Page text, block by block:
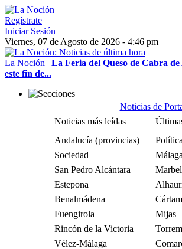
Regístrate
Iniciar Sesión
Viernes, 07 de Agosto de 2026 - 4:46 pm
La Noción | La Feria del Queso de Cabra
este fin de...
Noticias de
Noticias más leídas
Andalucía (provincias)
Política
Sociedad
San Pedro Alcántara
Estepona
Benalmádena
Fuengirola
Mijas
Rincón de la Victoria
Vélez-Málaga